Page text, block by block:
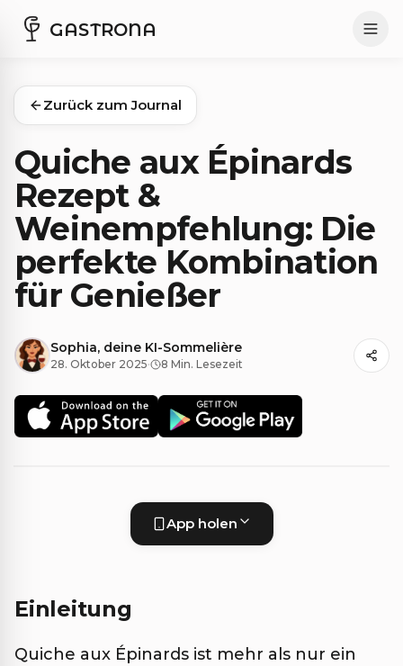
GASTRONA
Zurück zum Journal
Quiche aux Épinards
Rezept &
Weinempfehlung: Die
perfekte Kombination
für Genießer
Sophia, deine KI-Sommelière
28. Oktober 2025· 8 Min. Lesezeit
App holen
Einleitung
Quiche aux Épinards ist mehr als nur ein